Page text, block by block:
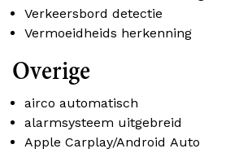
Verkeersbord detectie
Vermoeidheids herkenning
Overige
airco automatisch
alarmsysteem uitgebreid
Apple Carplay/Android Auto